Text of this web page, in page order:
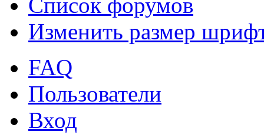
Список форумов
Изменить размер
FAQ
Пользователи
Вход